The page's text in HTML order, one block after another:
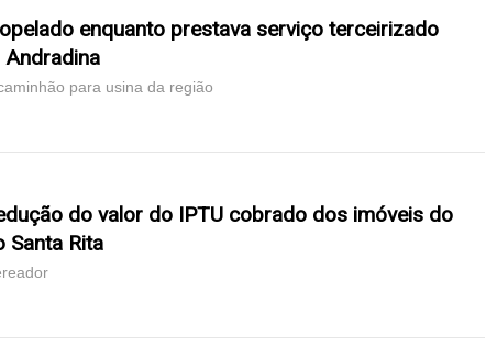
enquanto prestava serviço terceirizado
Andradina
para usina da região
do valor do IPTU cobrado dos imóveis do
Santa Rita